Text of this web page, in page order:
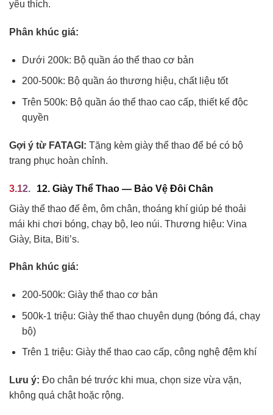
yêu thích.
Phân khúc giá:
Dưới 200k: Bộ quần áo thể thao cơ bản
200-500k: Bộ quần áo thương hiệu, chất liệu tốt
Trên 500k: Bộ quần áo thể thao cao cấp, thiết kế độc
quyền
Gợi ý từ FATAGI: Tặng kèm giày thể thao để bé có bộ
trang phục hoàn chỉnh.
12. Giày Thể Thao — Bảo Vệ Đôi Chân
Giày thể thao đế êm, ôm chân, thoáng khí giúp bé thoải
mái khi chơi bóng, chạy bộ, leo núi. Thương hiệu: Vina
Giày, Bita, Biti’s.
Phân khúc giá:
200-500k: Giày thể thao cơ bản
500k-1 triệu: Giày thể thao chuyên dụng (bóng đá, chạy
bộ)
Trên 1 triệu: Giày thể thao cao cấp, công nghệ đệm khí
Lưu ý: Đo chân bé trước khi mua, chọn size vừa vặn,
không quá chật hoặc rộng.